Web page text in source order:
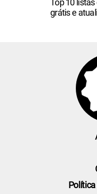
Top 10
grátis e